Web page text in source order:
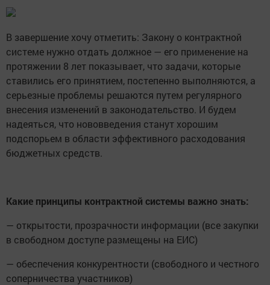
В завершение хочу отметить: Закону о контрактной
системе нужно отдать должное — его применение на
протяжении 8 лет показывает, что задачи, которые
ставились его принятием, постепенно выполняются, а
серьезные проблемы решаются путем регулярного
внесения изменений в законодательство. И будем
надеяться, что нововведения станут хорошим
подспорьем в области эффективного расходования
бюджетных средств.
Какие принципы контрактной системы важно знать:
— открытости, прозрачности информации (все закупки
в свободном доступе размещены на ЕИС)
— обеспечения конкурентности (свободного и честного
соперничества участников)